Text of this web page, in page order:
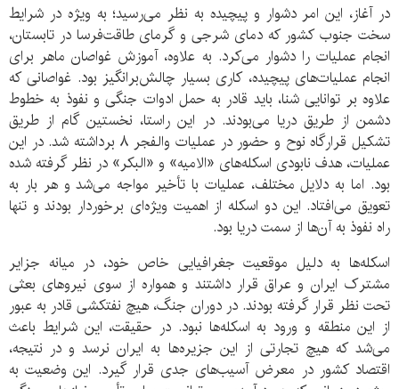
در آغاز، این امر دشوار و پیچیده به نظر می‌رسید؛ به ویژه در شرایط
سخت جنوب کشور که دمای شرجی و گرمای طاقت‌فرسا در تابستان،
انجام عملیات را دشوار می‌کرد. به علاوه، آموزش غواصان ماهر برای
انجام عملیات‌های پیچیده، کاری بسیار چالش‌برانگیز بود. غواصانی که
علاوه بر توانایی شنا، باید قادر به حمل ادوات جنگی و نفوذ به خطوط
دشمن از طریق دریا می‌بودند. در این راستا، نخستین گام از طریق
تشکیل قرارگاه نوح و حضور در عملیات والفجر ۸ برداشته شد. در این
عملیات، هدف نابودی اسکله‌های «الامیه» و «البکر» در نظر گرفته شده
بود. اما به دلایل مختلف، عملیات با تأخیر مواجه می‌شد و هر بار به
تعویق می‌افتاد. این دو اسکله از اهمیت ویژه‌ای برخوردار بودند و تنها
راه نفوذ به آن‌ها از سمت دریا بود.
اسکله‌ها به دلیل موقعیت جغرافیایی خاص خود، در میانه جزایر
مشترک ایران و عراق قرار داشتند و همواره از سوی نیروهای بعثی
تحت نظر قرار گرفته بودند. در دوران جنگ، هیچ نفتکشی قادر به عبور
از این منطقه و ورود به اسکله‌ها نبود. در حقیقت، این شرایط باعث
می‌شد که هیچ تجارتی از این جزیره‌ها به ایران نرسد و در نتیجه،
اقتصاد کشور در معرض آسیب‌های جدی قرار گیرد. این وضعیت به